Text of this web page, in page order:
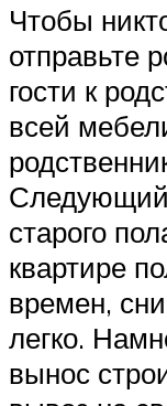
Чтобы
отправьте
гости к
всей
старого
квартире
времен,
легко.
вынос